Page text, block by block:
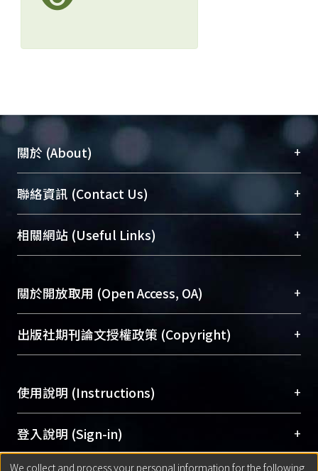
關於 (About) +
臺大位居世界頂尖大學之列，為永久珍藏及向國際
展現本校豐碩的研究成果及學術能量，圖書館整合
機構典藏（NTUR）與學術庫（AH）不同功能平
台，成為臺大學術典藏NTU scholars。期能整合研
成果。
To permanently archive and promote researcher
profiles and scholarly works, Library integrates the
services of “NTU Repository” with “Academic
聯絡資訊 (Contact Us) +
總館學科館員(Main Library)
醫學圖書館學科館員(Medical Library)
Sciences Library)
相關網站 (Useful Links) +
關於開放取用 (Open Access, OA) +
開放取用是從使用者角度提升資訊取用性的社會運
動，應用在學術研究上是透過將研究著作公開供使
用逐年攀升。同時可加速研究發展、提升研究影響
Archive）平台。 （點選深入了解OA）
出版社期刊論文授權政策 (Copyright) +
含部分內容的版權非匯入者所有，或由第三方贊
助與合作完成，請確認該版權所有者及第三方同
意提供此授權。
Please represent that the submission is your
original work, and that you have the right to
使用說明 (Instructions) +
網站簡介(Quickstart Guide)
使用手冊(Instruction Manual)
登入說明 (Sign-in) +
We collect and process your personal information for the following